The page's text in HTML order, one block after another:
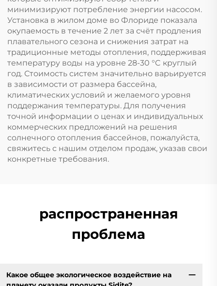
минимизируют потребление энергии насосом.
Установка в жилом доме во Флориде показала
окупаемость в течение 2 лет за счёт продления
плавательного сезона и снижения затрат на
традиционные методы отопления, поддерживая
температуру воды на уровне 28-30 °C круглый
год. Стоимость систем значительно варьируется
в зависимости от размера бассейна,
климатических условий и желаемого уровня
поддержания температуры. Для получения
точной информации о ценах и индивидуальных
коммерческих предложений на решения
солнечного отопления бассейнов, пожалуйста,
свяжитесь с нашим отделом продаж, указав свои
конкретные требования.
распространенная
проблема
Какое общее экологическое воздействие на